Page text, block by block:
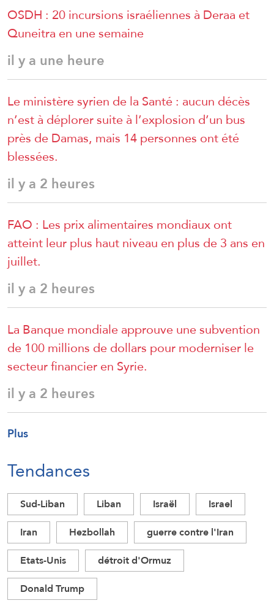
OSDH : 20 incursions israéliennes à Deraa et
Quneitra en une semaine
il y a une heure
Le ministère syrien de la Santé : aucun décès
n’est à déplorer suite à l’explosion d’un bus
près de Damas, mais 14 personnes ont été
blessées.
il y a 2 heures
FAO : Les prix alimentaires mondiaux ont
atteint leur plus haut niveau en plus de 3 ans en
juillet.
il y a 2 heures
La Banque mondiale approuve une subvention
de 100 millions de dollars pour moderniser le
secteur financier en Syrie.
il y a 2 heures
Plus
Tendances
Sud-Liban Liban Israël
Israel
Iran
Hezbollah
guerre contre l'Iran
Etats-Unis
détroit d'Ormuz
Donald Trump